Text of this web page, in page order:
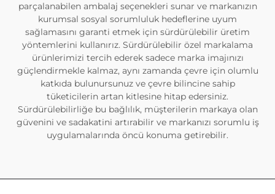
parçalanabilen ambalaj seçenekleri sunar ve markanızın
kurumsal sosyal sorumluluk hedeflerine uyum
sağlamasını garanti etmek için sürdürülebilir üretim
yöntemlerini kullanırız. Sürdürülebilir özel markalama
ürünlerimizi tercih ederek sadece marka imajınızı
güçlendirmekle kalmaz, aynı zamanda çevre için olumlu
katkıda bulunursunuz ve çevre bilincine sahip
tüketicilerin artan kitlesine hitap edersiniz.
Sürdürülebilirliğe bu bağlılık, müşterilerin markaya olan
güvenini ve sadakatini artırabilir ve markanızı sorumlu iş
uygulamalarında öncü konuma getirebilir.